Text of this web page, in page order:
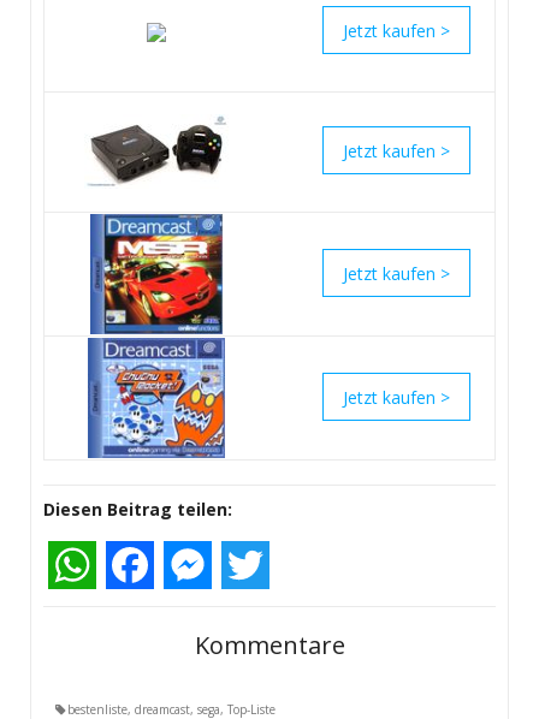
>
>
>
>
Diesen Beitrag teilen:
WhatsAppFacebookMessenger
Kommentare
bestenliste, dreamcast, sega, Top-Liste